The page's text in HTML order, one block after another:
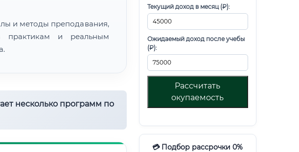
Текущий доход в месяц (₽):
Ожидаемый доход после учебы
(₽):
Рассчитать
окупаемость
💳 Подбор рассрочки 0%
и методы преподавания,
практикам и реальным
несколько программ по